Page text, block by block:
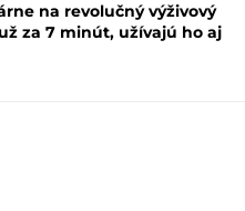
na revolučný výživový
za 7 minút, užívajú ho aj